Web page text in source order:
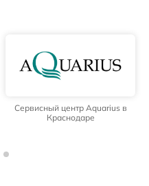
Сервисный центр Aquarius в
Краснодаре